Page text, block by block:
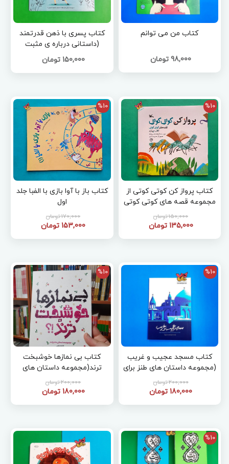
کتاب من می توانم
98,000 تومان
کتاب پسری با ذهن قدرتمند
(داستانی درباره ی مثبت
اندیشی)
150,000 تومان
%10
کتاب پرواز کن کوتی کوتی از
مجموعه قصه های کوتی کوتی
4
150,000 تومان
135,000 تومان
%10
کتاب باز با آوا بازی با الفبا جلد
اول
170,000 تومان
153,000 تومان
%10
کتاب مسجد عجیب و غریب
(مجموعه داستان های طنز برای
نوجوانان )
200,000 تومان
180,000 تومان
%10
کتاب بی نمازها خوشبخت
ترند(مجموعه داستان های
دخترانه )200,000 تومان
180,000 تومان
%10